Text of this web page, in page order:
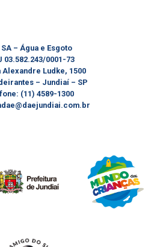
SA – Água e Esgoto
03.582.243/0001-73
Alexandre Ludke, 1500
– Jundiaí – SP
(11) 4589-1300